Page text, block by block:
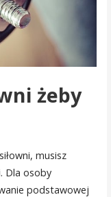
żeby
musisz
Dla osoby
podstawowej